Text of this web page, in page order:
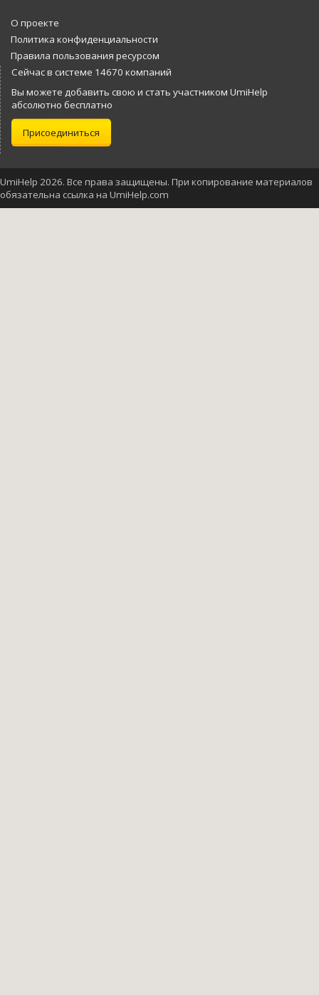
О проекте
Политика конфиденциальности
Правила пользования ресурсом
Сейчас в системе 14670 компаний
Вы можете добавить свою и стать участником UmiHelp
абсолютно бесплатно
Присоединиться
UmiHelp 2026. Все права защищены. При копирование материалов
обязательна ссылка на UmiHelp.com